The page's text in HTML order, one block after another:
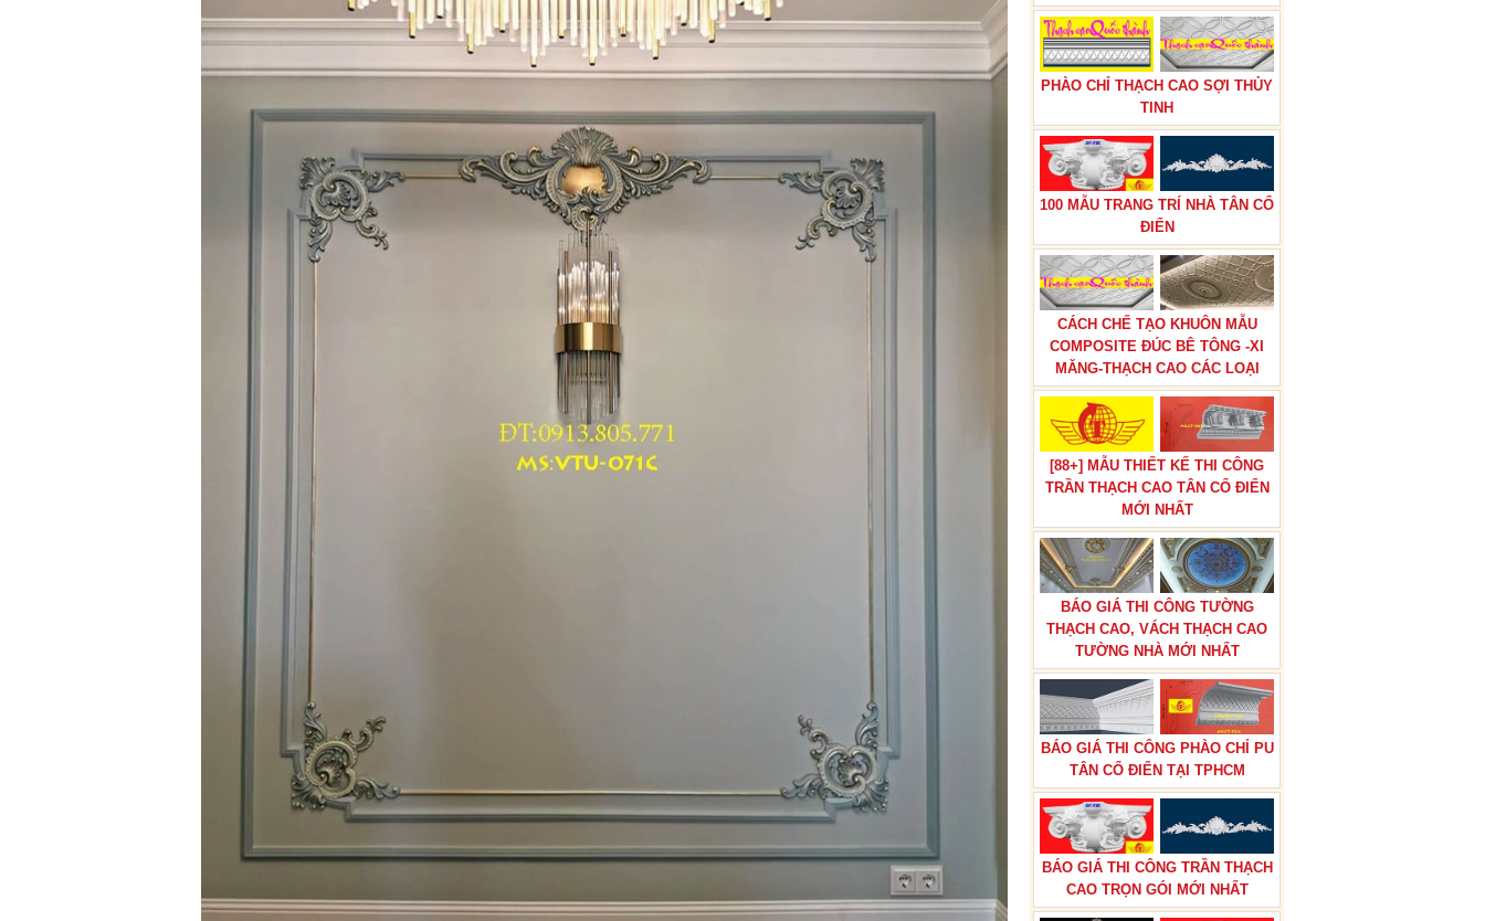
PHÀO CHỈ THẠCH CAO SỢI THỦY
TINH
100 MẪU TRANG TRÍ NHÀ TÂN CỔ
ĐIỂN
CÁCH CHẾ TẠO KHUÔN MẪU
COMPOSITE ĐÚC BÊ TÔNG -XI
MĂNG-THẠCH CAO CÁC LOẠI
[88+] MẪU THIẾT KẾ THI CÔNG
TRẦN THẠCH CAO TÂN CỔ ĐIỂN
MỚI NHẤT
BÁO GIÁ THI CÔNG TƯỜNG
THẠCH CAO, VÁCH THẠCH CAO
TƯỜNG NHÀ MỚI NHẤT
BÁO GIÁ THI CÔNG PHÀO CHỈ PU
TÂN CỔ ĐIỂN TẠI TPHCM
BÁO GIÁ THI CÔNG TRẦN THẠCH
CAO TRỌN GÓI MỚI NHẤT